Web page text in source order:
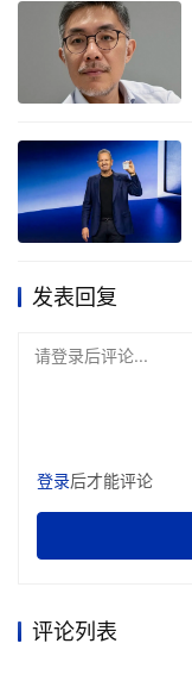
发表回复
请登录后评论...
登录后才能评论
评论列表